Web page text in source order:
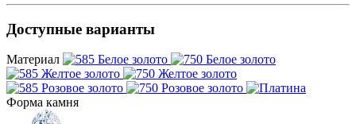
Доступные варианты
Материал
Форма камня